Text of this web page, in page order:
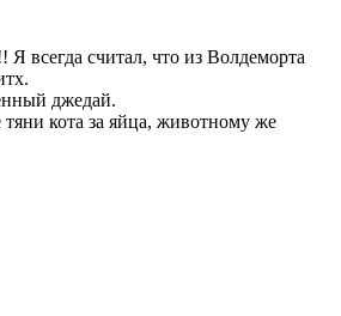
всегда считал, что из Волдеморта
джедай.
кота за яйца, животному же